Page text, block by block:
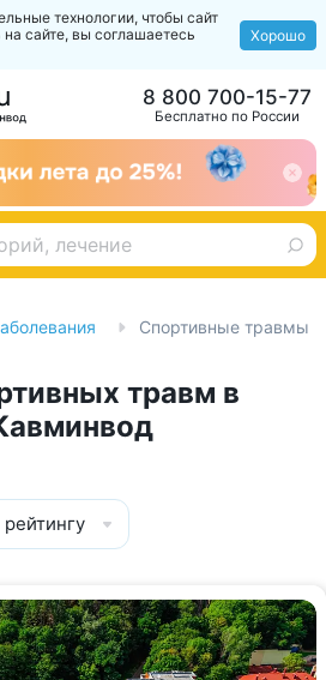
технологии, чтобы сайт
сайте, вы соглашаетесь
Хорошо
Бесплатно по России
8 800 700-15-77
Спортивные травмы
травм в